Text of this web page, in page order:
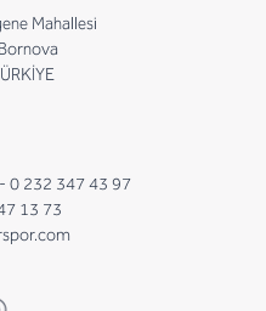
Mahallesi
0 232 347 43 97
13 73